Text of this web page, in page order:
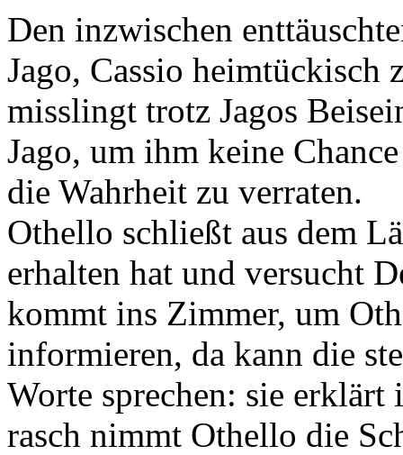
Den inzwischen
Jago, Cassio heimtückisch
misslingt trotz Jagos
Jago, um ihm keine
die Wahrheit zu verraten.
Othello schließt aus dem
erhalten hat und versucht
kommt ins Zimmer, um
informieren, da kann die
Worte sprechen: sie
rasch nimmt Othello die